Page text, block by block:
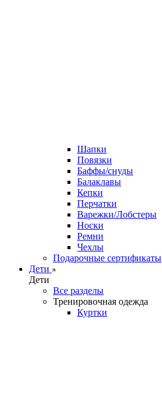
Шапки
Повязки
Баффы/снуды
Балаклавы
Кепки
Перчатки
Варежки/Лобстеры
Носки
Ремни
Чехлы
Подарочные сертификаты
Дети
Дети
Все разделы
Тренировочная одежда
Куртки